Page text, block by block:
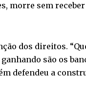
morre sem receber
dos direitos.
são os
defendeu a